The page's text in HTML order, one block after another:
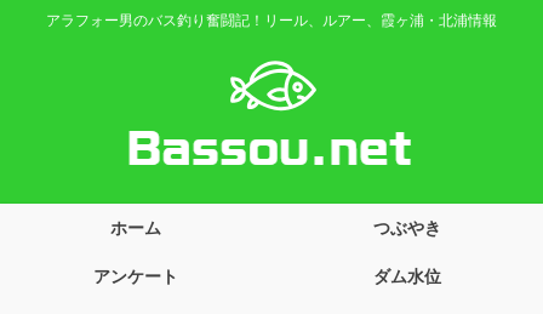
アラフォー男のバス釣り奮闘記！リール、ルアー、霞ヶ浦・北浦情報
ホーム つぶやき
アンケート ダム水位